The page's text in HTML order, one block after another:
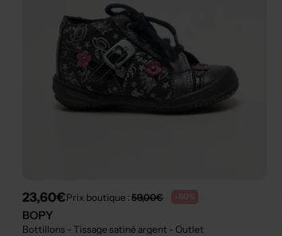
23,60€Prix boutique :59,00€ -60%
BOPY
Bottillons - Tissage satiné argent - Outlet